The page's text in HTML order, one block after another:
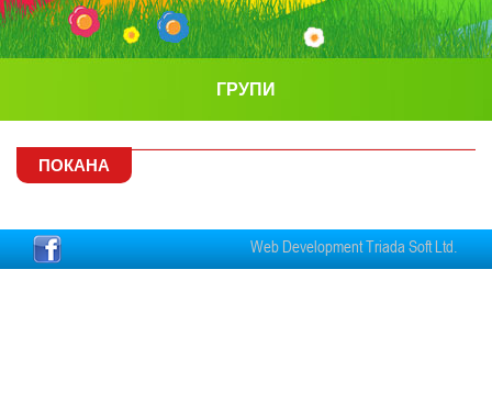
ГРУПИ
ПОКАНА
Web Development Triada Soft Ltd.